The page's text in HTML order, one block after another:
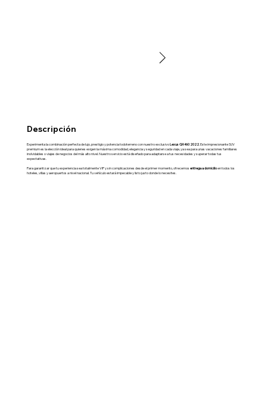
Descripción
Experimenta la combinación perfecta de lujo, prestigio y potencia todoterreno con nuestro exclusivo Lexus GX460 2022. Este impresionante SUV
premium es la elección ideal para quienes exigen la máxima comodidad, elegancia y seguridad en cada viaje, ya sea para unas vacaciones familiares
inolvidables o viajes de negocios del más alto nivel. Nuestro servicio está diseñado para adaptarse a tus necesidades y superar todas tus
expectativas.
Para garantizar que tu experiencia sea totalmente VIP y sin complicaciones desde el primer momento, ofrecemos entrega a domicilioen todos los
hoteles, villas y aeropuertos a nivel nacional. Tu vehículo estará impecable y listo justo donde lo necesites.